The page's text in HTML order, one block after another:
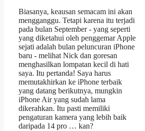
Biasanya, keausan semacam ini akan
mengganggu. Tetapi karena itu terjadi
pada bulan September - yang seperti
yang diketahui oleh penggemar Apple
sejati adalah bulan peluncuran iPhone
baru - melihat Nick dan goresan
menghasilkan lompatan kecil di hati
saya. Itu pertanda! Saya harus
memutakhirkan ke iPhone terbaik
yang datang berikutnya, mungkin
iPhone Air yang sudah lama
dikerahkan. Itu pasti memiliki
pengaturan kamera yang lebih baik
daripada 14 pro … kan?